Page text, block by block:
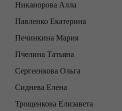
Никанорова Алла
Павленко Екатерина
Печинкина Мария
Пчелина Татьяна
Сергеенкова Ольга
Сиднева Елена
Трощенкова Елизавета